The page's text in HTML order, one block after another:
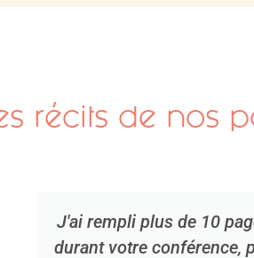
récits de nos
J'ai rempli plus de 10
durant votre conférence,